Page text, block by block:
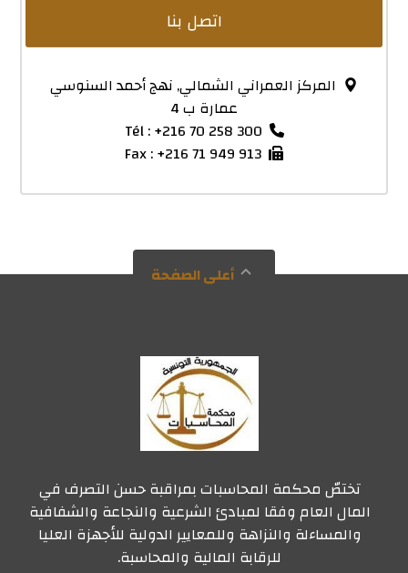
اتصل بنا
المركز العمراني الشمالي, نهج أحمد السنوسي
عمارة ب 4
Tél : +216 70 258 300
Fax : +216 71 949 913
أعلى الصفحة
تختصّ محكمة المحاسبات بمراقبة حسن التصرف في
المال العام وفقا لمبادئ الشرعية والنجاعة والشفافية
والمساءلة والنزاهة وللمعايير الدولية للأجهزة العليا
للرقابة المالية والمحاسبة.